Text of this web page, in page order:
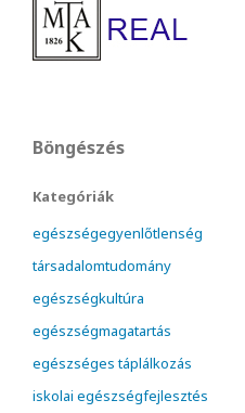
Böngészés
Kategóriák
egészségegyenlőtlenség
társadalomtudomány
egészségkultúra
egészségmagatartás
egészséges táplálkozás
iskolai egészségfejlesztés